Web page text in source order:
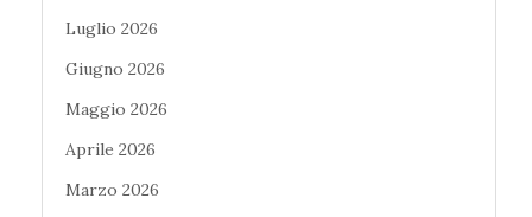
Luglio 2026
Giugno 2026
Maggio 2026
Aprile 2026
Marzo 2026